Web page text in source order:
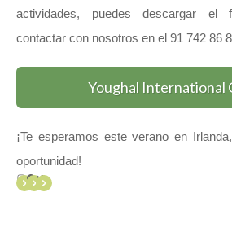
actividades, puedes descargar el
contactar con nosotros en el 91 742 86
Youghal International
¡Te esperamos este verano en
oportunidad!
Instagram
Facebook
Twitter